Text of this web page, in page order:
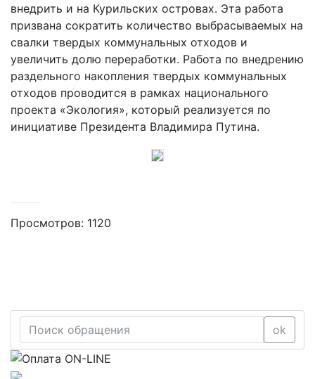
внедрить и на Курильских островах. Эта работа
призвана сократить количество выбрасываемых на
свалки твердых коммунальных отходов и
увеличить долю переработки. Работа по внедрению
раздельного накопления твердых коммунальных
отходов проводится в рамках национального
проекта «Экология», который реализуется по
инициативе Президента Владимира Путина.
Просмотров: 1120
ok